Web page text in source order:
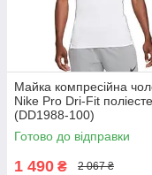
Майка компресійна
Nike Pro Dri-Fit
(DD1988-100)
Готово до відправки
1 490 ₴ 2 067 ₴